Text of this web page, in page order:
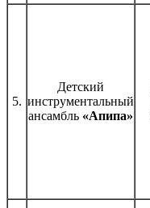
5.
Детский
инструментальный
ансамбль «Апипа»